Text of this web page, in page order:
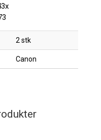
2 stk
Canon